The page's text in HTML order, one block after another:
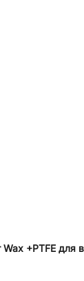
+PTFE для